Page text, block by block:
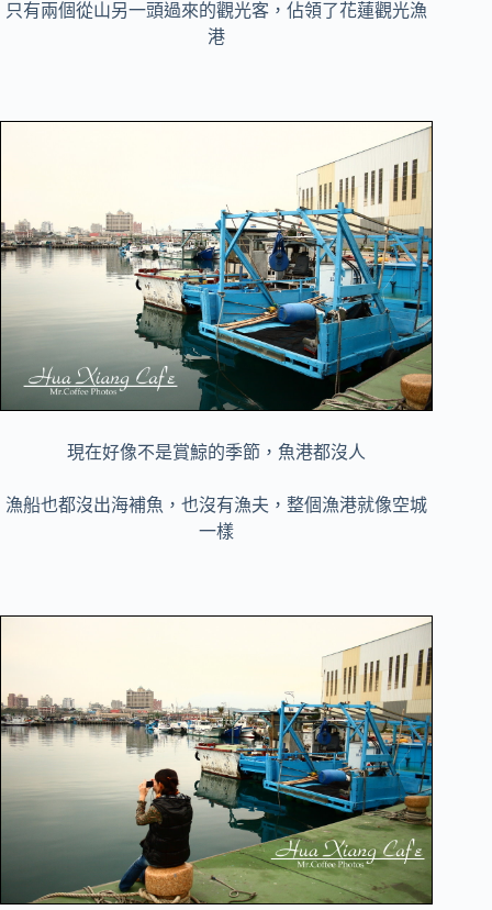
只有兩個從山另一頭過來的觀光客，佔領了花蓮觀光漁
港
現在好像不是賞鯨的季節，魚港都沒人
漁船也都沒出海補魚，也沒有漁夫，整個漁港就像空城
一樣